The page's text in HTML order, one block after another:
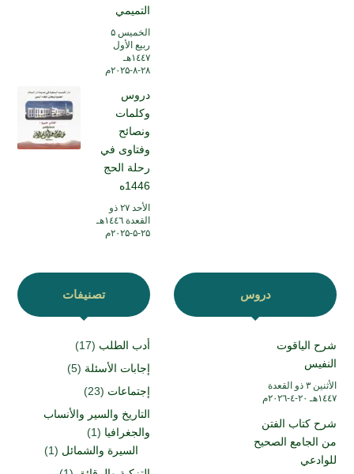
التميمي
الخميس ۵
ربيع الأول
۱٤٤۷هـ
۲۸-۸-۲۰۲۵م
دروس
وكلمات
ونصائح
وفتاوى في
رحلة الحج
1446ه
الأحد ۲۷ ذو
القعدة ۱٤٤٦هـ
۲۵-۵-۲۰۲۵م
دروس
شرح الياقوت
النفيس
الأثنين ۳ ذو القعدة
۱٤٤۷هـ ۲۰-٤-۲۰۲٦م
شرح كتاب الفتن
من الجامع الصحيح
للوادعي
تصنيفات
أدب الطلب (17)
إجابات الأسئلة (5)
إجتماعات (23)
التاريخ والسير والأنساب
والجغرافيا (1)
السيرة والشمائل (1)